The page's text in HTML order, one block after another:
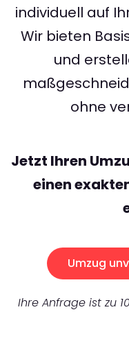
individuell auf
Wir bieten
und
ohne
Jetzt Ihren
einen
Umzug
Ihre Anfrage ist zu